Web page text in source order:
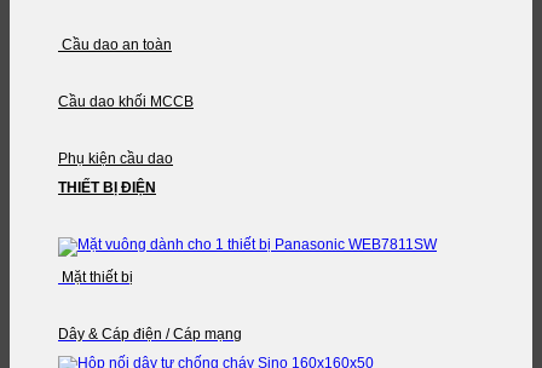
Cầu dao an toàn
Cầu dao khối MCCB
Phụ kiện cầu dao
THIẾT BỊ ĐIỆN
Mặt thiết bị
Dây & Cáp điện / Cáp mạng